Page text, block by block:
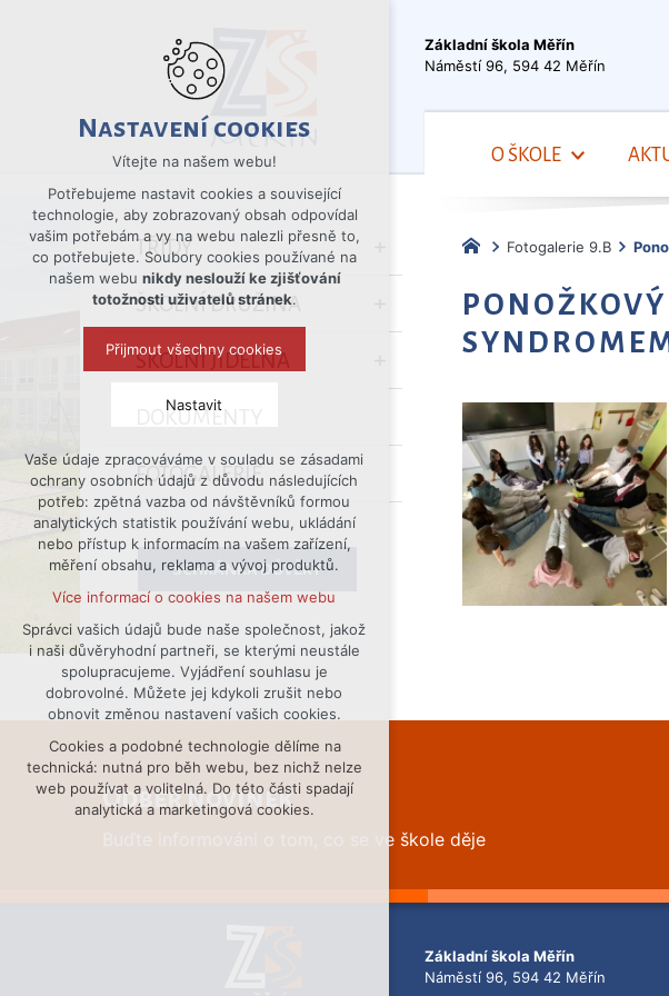
Základní škola Měřín
Náměstí 96, 594 42 Měřín
O ŠKOLE
TŘÍDY
ŠKOLNÍ DRUŽINA
ŠKOLNÍ JÍDELNA
DOKUMENTY
FOTOGALERIE
SCHRÁNKA DŮVĚRY
Fotogalerie 9.B
Odběr novinek
Buďte informováni o tom, co se ve škole děje
Základní škola Měřín
Náměstí 96, 594 42 Měřín
Nastavení cookies
Vítejte na našem webu!
Potřebujeme nastavit cookies a související
technologie, aby zobrazovaný obsah odpovídal
vašim potřebám a vy na webu nalezli přesně to,
co potřebujete. Soubory cookies používané na
našem webu nikdy neslouží ke zjišťování
totožnosti uživatelů stránek.
Přijmout všechny cookies
Nastavit
Technická cookies
nutná pro provozování webu
udržení kontextu stránek (session):
případná přihlášení, volby jazyka, apod.
Volitelná cookies
analytická pro anonymizované
vyhodnocení návštěvnosti
marketingová cookies (Google)
Více informací o cookies na našem webu
Přijmout všechny cookies
Odmítnout vše
Vaše údaje zpracováváme v souladu se zásadami
ochrany osobních údajů z důvodu následujících
potřeb: zpětná vazba od návštěvníků formou
analytických statistik používání webu, ukládání
nebo přístup k informacím na vašem zařízení,
měření obsahu, reklama a vývoj produktů.
Více informací o cookies na našem webu
Správci vašich údajů bude naše společnost, jakož
i naši důvěryhodní partneři, se kterými neustále
spolupracujeme. Vyjádření souhlasu je
dobrovolné. Můžete jej kdykoli zrušit nebo
obnovit změnou nastavení vašich cookies.
Cookies a podobné technologie dělíme na
technická: nutná pro běh webu, bez nichž nelze
web používat a volitelná. Do této části spadají
analytická a marketingová cookies.